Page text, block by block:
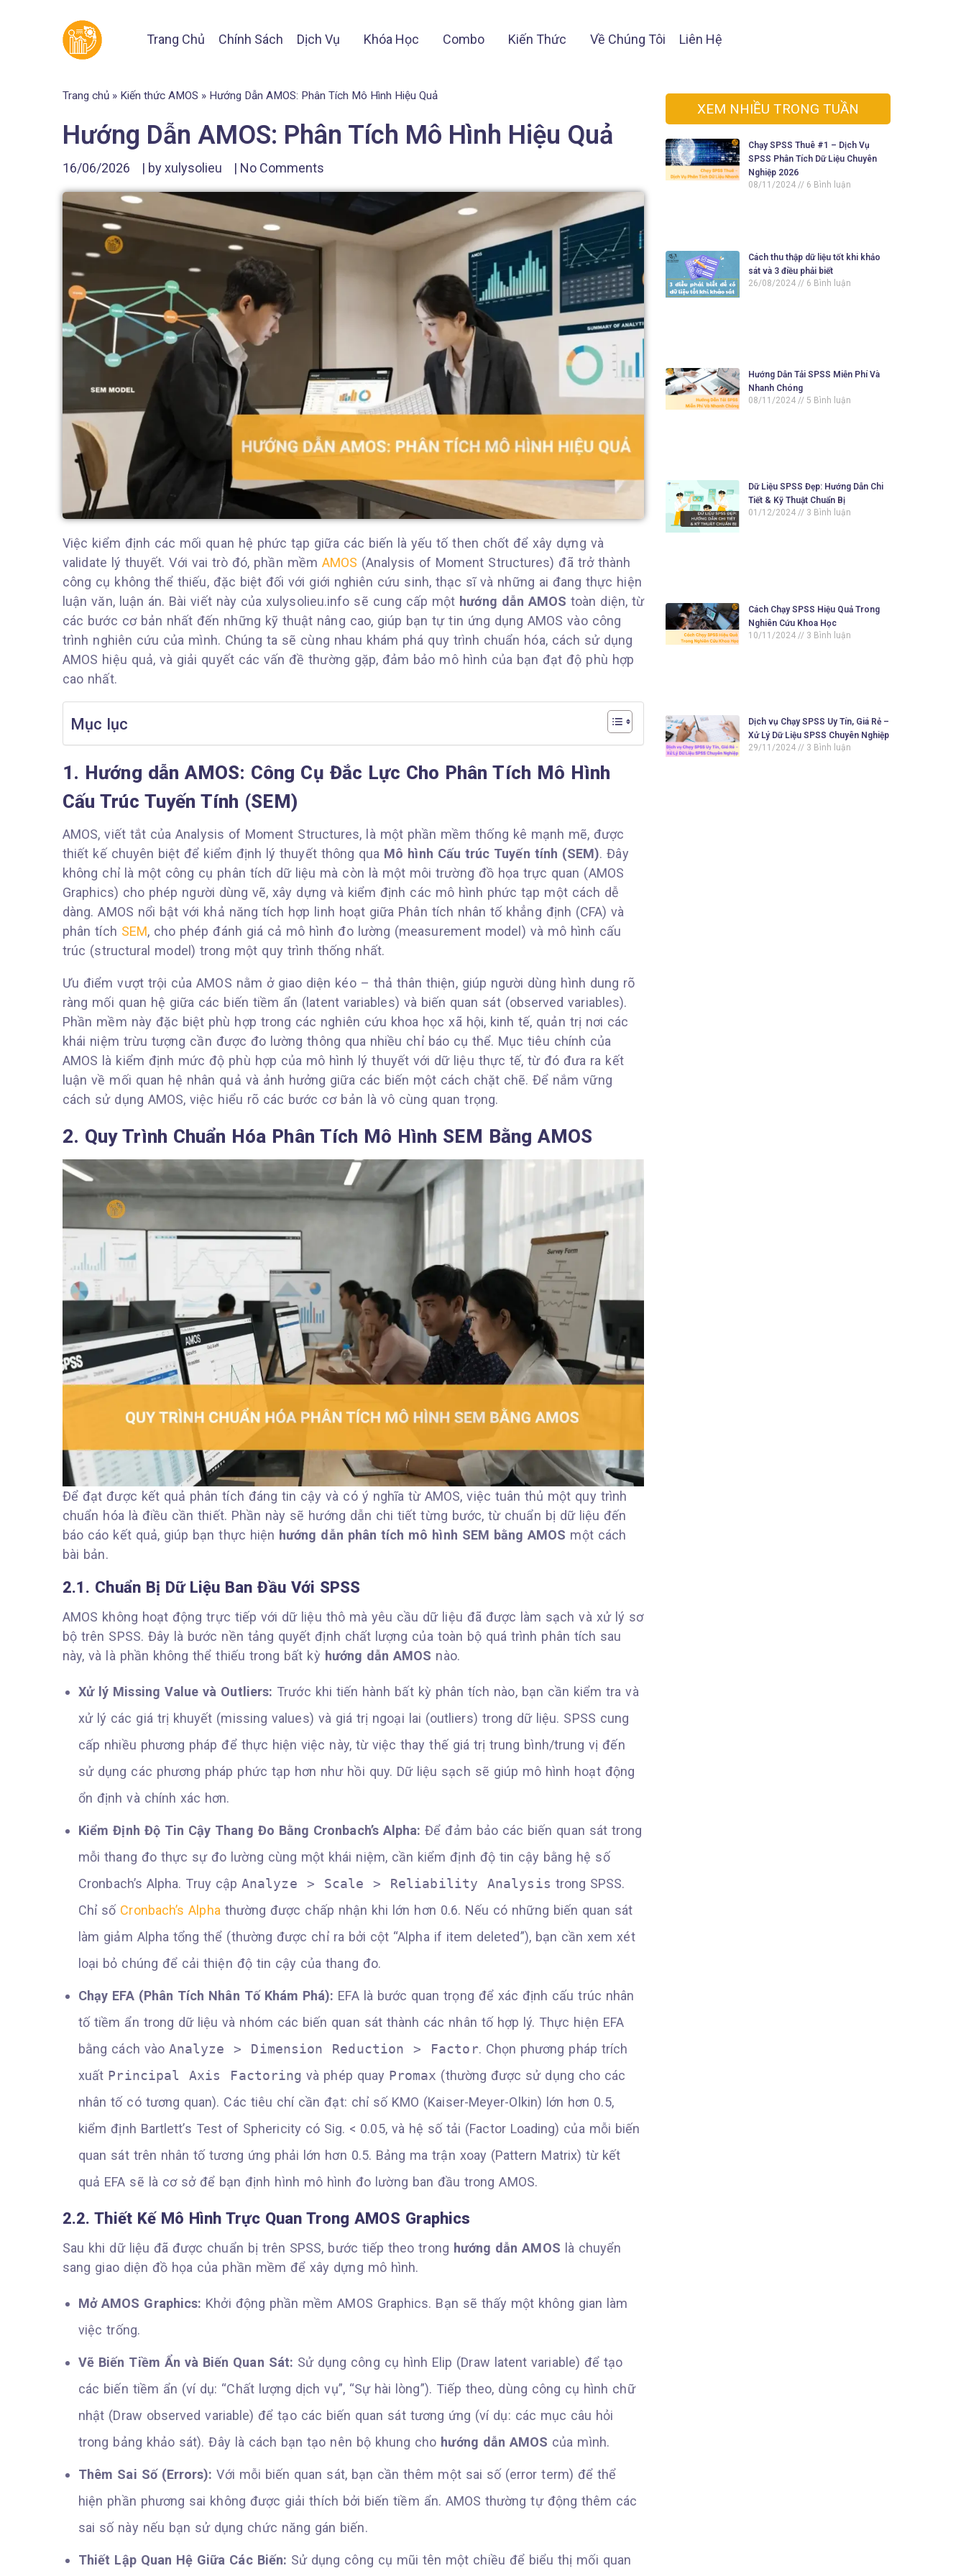
Trang Chủ Chính Sách Dịch Vụ Khóa Học Combo Kiến Thức Về Chúng Tôi Liên Hệ
Trang chủ » Kiến thức AMOS » Hướng Dẫn AMOS: Phân Tích Mô Hình Hiệu Quả
Hướng Dẫn AMOS: Phân Tích Mô Hình Hiệu Quả
16/06/2026 | byxulysolieu | No Comments
Việc kiểm định các mối quan hệ phức tạp giữa các biến là yếu tố then chốt để xây dựng và
validate lý thuyết. Với vai trò đó, phần mềm AMOS (Analysis of Moment Structures) đã trở thành
công cụ không thể thiếu, đặc biệt đối với giới nghiên cứu sinh, thạc sĩ và những ai đang thực hiện
luận văn, luận án. Bài viết này của xulysolieu.info sẽ cung cấp một hướng dẫn AMOS toàn diện, từ
các bước cơ bản nhất đến những kỹ thuật nâng cao, giúp bạn tự tin ứng dụng AMOS vào công
trình nghiên cứu của mình. Chúng ta sẽ cùng nhau khám phá quy trình chuẩn hóa, cách sử dụng
AMOS hiệu quả, và giải quyết các vấn đề thường gặp, đảm bảo mô hình của bạn đạt độ phù hợp
cao nhất.
Mục lục
1. Hướng dẫn AMOS: Công Cụ Đắc Lực Cho Phân Tích Mô Hình
Cấu Trúc Tuyến Tính (SEM)
AMOS, viết tắt của Analysis of Moment Structures, là một phần mềm thống kê mạnh mẽ, được
thiết kế chuyên biệt để kiểm định lý thuyết thông qua Mô hình Cấu trúc Tuyến tính (SEM). Đây
không chỉ là một công cụ phân tích dữ liệu mà còn là một môi trường đồ họa trực quan (AMOS
Graphics) cho phép người dùng vẽ, xây dựng và kiểm định các mô hình phức tạp một cách dễ
dàng. AMOS nổi bật với khả năng tích hợp linh hoạt giữa Phân tích nhân tố khẳng định (CFA) và
phân tích SEM, cho phép đánh giá cả mô hình đo lường (measurement model) và mô hình cấu
trúc (structural model) trong một quy trình thống nhất.
Ưu điểm vượt trội của AMOS nằm ở giao diện kéo – thả thân thiện, giúp người dùng hình dung rõ
ràng mối quan hệ giữa các biến tiềm ẩn (latent variables) và biến quan sát (observed variables).
Phần mềm này đặc biệt phù hợp trong các nghiên cứu khoa học xã hội, kinh tế, quản trị nơi các
khái niệm trừu tượng cần được đo lường thông qua nhiều chỉ báo cụ thể. Mục tiêu chính của
AMOS là kiểm định mức độ phù hợp của mô hình lý thuyết với dữ liệu thực tế, từ đó đưa ra kết
luận về mối quan hệ nhân quả và ảnh hưởng giữa các biến một cách chặt chẽ. Để nắm vững
cách sử dụng AMOS, việc hiểu rõ các bước cơ bản là vô cùng quan trọng.
2. Quy Trình Chuẩn Hóa Phân Tích Mô Hình SEM Bằng AMOS
Để đạt được kết quả phân tích đáng tin cậy và có ý nghĩa từ AMOS, việc tuân thủ một quy trình
chuẩn hóa là điều cần thiết. Phần này sẽ hướng dẫn chi tiết từng bước, từ chuẩn bị dữ liệu đến
báo cáo kết quả, giúp bạn thực hiện hướng dẫn phân tích mô hình SEM bằng AMOS một cách
bài bản.
2.1. Chuẩn Bị Dữ Liệu Ban Đầu Với SPSS
AMOS không hoạt động trực tiếp với dữ liệu thô mà yêu cầu dữ liệu đã được làm sạch và xử lý sơ
bộ trên SPSS. Đây là bước nền tảng quyết định chất lượng của toàn bộ quá trình phân tích sau
này, và là phần không thể thiếu trong bất kỳ hướng dẫn AMOS nào.
Xử lý Missing Value và Outliers: Trước khi tiến hành bất kỳ phân tích nào, bạn cần kiểm tra và
xử lý các giá trị khuyết (missing values) và giá trị ngoại lai (outliers) trong dữ liệu. SPSS cung
cấp nhiều phương pháp để thực hiện việc này, từ việc thay thế giá trị trung bình/trung vị đến
sử dụng các phương pháp phức tạp hơn như hồi quy. Dữ liệu sạch sẽ giúp mô hình hoạt động
ổn định và chính xác hơn.
Kiểm Định Độ Tin Cậy Thang Đo Bằng Cronbach’s Alpha: Để đảm bảo các biến quan sát trong
mỗi thang đo thực sự đo lường cùng một khái niệm, cần kiểm định độ tin cậy bằng hệ số
Cronbach’s Alpha. Truy cập Analyze > Scale > Reliability Analysis trong SPSS.
Chỉ số Cronbach’s Alpha thường được chấp nhận khi lớn hơn 0.6. Nếu có những biến quan sát
làm giảm Alpha tổng thể (thường được chỉ ra bởi cột “Alpha if item deleted”), bạn cần xem xét
loại bỏ chúng để cải thiện độ tin cậy của thang đo.
Chạy EFA (Phân Tích Nhân Tố Khám Phá): EFA là bước quan trọng để xác định cấu trúc nhân
tố tiềm ẩn trong dữ liệu và nhóm các biến quan sát thành các nhân tố hợp lý. Thực hiện EFA
bằng cách vào Analyze > Dimension Reduction > Factor. Chọn phương pháp trích
xuất Principal Axis Factoring và phép quay Promax (thường được sử dụng cho các
nhân tố có tương quan). Các tiêu chí cần đạt: chỉ số KMO (Kaiser-Meyer-Olkin) lớn hơn 0.5,
kiểm định Bartlett’s Test of Sphericity có Sig. < 0.05, và hệ số tải (Factor Loading) của mỗi biến
quan sát trên nhân tố tương ứng phải lớn hơn 0.5. Bảng ma trận xoay (Pattern Matrix) từ kết
quả EFA sẽ là cơ sở để bạn định hình mô hình đo lường ban đầu trong AMOS.
2.2. Thiết Kế Mô Hình Trực Quan Trong AMOS Graphics
Sau khi dữ liệu đã được chuẩn bị trên SPSS, bước tiếp theo trong hướng dẫn AMOS là chuyển
sang giao diện đồ họa của phần mềm để xây dựng mô hình.
Mở AMOS Graphics: Khởi động phần mềm AMOS Graphics. Bạn sẽ thấy một không gian làm
việc trống.
Vẽ Biến Tiềm Ẩn và Biến Quan Sát: Sử dụng công cụ hình Elip (Draw latent variable) để tạo
các biến tiềm ẩn (ví dụ: “Chất lượng dịch vụ”, “Sự hài lòng”). Tiếp theo, dùng công cụ hình chữ
nhật (Draw observed variable) để tạo các biến quan sát tương ứng (ví dụ: các mục câu hỏi
trong bảng khảo sát). Đây là cách bạn tạo nên bộ khung cho hướng dẫn AMOS của mình.
Thêm Sai Số (Errors): Với mỗi biến quan sát, bạn cần thêm một sai số (error term) để thể
hiện phần phương sai không được giải thích bởi biến tiềm ẩn. AMOS thường tự động thêm các
sai số này nếu bạn sử dụng chức năng gán biến.
Thiết Lập Quan Hệ Giữa Các Biến: Sử dụng công cụ mũi tên một chiều để biểu thị mối quan
XEM NHIỀU TRONG TUẦN
Chạy SPSS Thuê #1 – Dịch Vụ
SPSS Phân Tích Dữ Liệu Chuyên
Nghiệp 2026
08/11/2024
6 Bình luận
Cách thu thập dữ liệu tốt khi khảo
sát và 3 điều phải biết
26/08/2024
6 Bình luận
Hướng Dẫn Tải SPSS Miễn Phí Và
Nhanh Chóng
08/11/2024
5 Bình luận
Dữ Liệu SPSS Đẹp: Hướng Dẫn Chi
Tiết & Kỹ Thuật Chuẩn Bị
01/12/2024
3 Bình luận
Cách Chạy SPSS Hiệu Quả Trong
Nghiên Cứu Khoa Học
10/11/2024
3 Bình luận
Dịch vụ Chạy SPSS Uy Tín, Giá Rẻ –
Xử Lý Dữ Liệu SPSS Chuyên Nghiệp
29/11/2024
3 Bình luận